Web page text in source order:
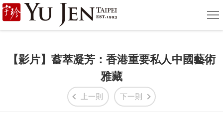
宇
珍
國
際
術
單
【影片】蓄萃凝芳：香港重要私人中國藝術
雅藏
上一則 下一則